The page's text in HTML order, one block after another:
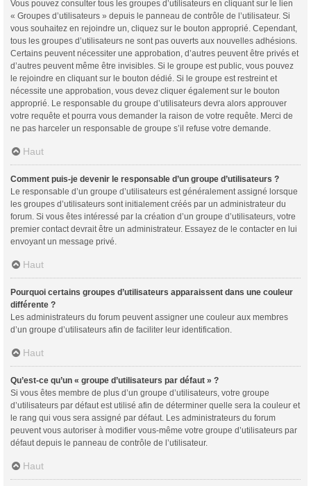
Vous pouvez consulter tous les groupes d’utilisateurs en cliquant sur le lien
« Groupes d’utilisateurs » depuis le panneau de contrôle de l’utilisateur. Si
vous souhaitez en rejoindre un, cliquez sur le bouton approprié. Cependant,
tous les groupes d’utilisateurs ne sont pas ouverts aux nouvelles adhésions.
Certains peuvent nécessiter une approbation, d’autres peuvent être privés et
d’autres peuvent même être invisibles. Si le groupe est public, vous pouvez
le rejoindre en cliquant sur le bouton dédié. Si le groupe est restreint et
nécessite une approbation, vous devez cliquer également sur le bouton
approprié. Le responsable du groupe d’utilisateurs devra alors approuver
votre requête et pourra vous demander la raison de votre requête. Merci de
ne pas harceler un responsable de groupe s’il refuse votre demande.
Haut
Comment puis-je devenir le responsable d’un groupe d’utilisateurs ?
Le responsable d’un groupe d’utilisateurs est généralement assigné lorsque
les groupes d’utilisateurs sont initialement créés par un administrateur du
forum. Si vous êtes intéressé par la création d’un groupe d’utilisateurs, votre
premier contact devrait être un administrateur. Essayez de le contacter en lui
envoyant un message privé.
Haut
Pourquoi certains groupes d’utilisateurs apparaissent dans une couleur
différente ?
Les administrateurs du forum peuvent assigner une couleur aux membres
d’un groupe d’utilisateurs afin de faciliter leur identification.
Haut
Qu’est-ce qu’un « groupe d’utilisateurs par défaut » ?
Si vous êtes membre de plus d’un groupe d’utilisateurs, votre groupe
d’utilisateurs par défaut est utilisé afin de déterminer quelle sera la couleur et
le rang qui vous sera assigné par défaut. Les administrateurs du forum
peuvent vous autoriser à modifier vous-même votre groupe d’utilisateurs par
défaut depuis le panneau de contrôle de l’utilisateur.
Haut